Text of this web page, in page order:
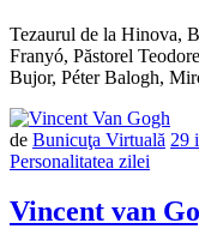
Tezaurul de la Hinova,
Franyó, Păstorel
Bujor, Péter Balogh,
de Bunicuţa Virtuală 29
Personalitatea zilei
Vincent van